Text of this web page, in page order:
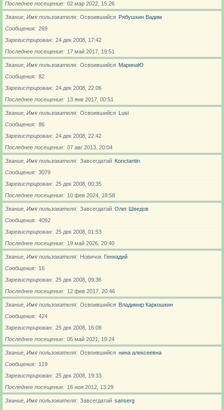
Последнее посещение
02 мар 2022, 15:26
Звание, Имя пользователя Освоившийся Рябушкин Вадим
Сообщения
269
Зарегистрирован
24 дек 2008, 17:42
Последнее посещение
17 май 2017, 19:51
Звание, Имя пользователя Освоившийся МаринаЮ
Сообщения
82
Зарегистрирован
24 дек 2008, 22:06
Последнее посещение
13 янв 2017, 00:51
Звание, Имя пользователя Освоившийся Lusi
Сообщения
86
Зарегистрирован
24 дек 2008, 22:42
Последнее посещение
07 авг 2013, 20:04
Звание, Имя пользователя Завсегдатай Konctantin
Сообщения
3079
Зарегистрирован
25 дек 2008, 00:35
Последнее посещение
10 фев 2024, 18:58
Звание, Имя пользователя Завсегдатай Олег Шведов
Сообщения
4092
Зарегистрирован
25 дек 2008, 01:53
Последнее посещение
19 май 2026, 20:40
Звание, Имя пользователя Новичoк Геннадий
Сообщения
16
Зарегистрирован
25 дек 2008, 09:36
Последнее посещение
12 фев 2017, 20:46
Звание, Имя пользователя Освоившийся Владимир Каркошкин
Сообщения
424
Зарегистрирован
25 дек 2008, 16:08
Последнее посещение
05 май 2021, 19:24
Звание, Имя пользователя Освоившийся нина алексеевна
Сообщения
119
Зарегистрирован
25 дек 2008, 19:33
Последнее посещение
16 ноя 2012, 13:29
Звание, Имя пользователя Завсегдатай sanserg